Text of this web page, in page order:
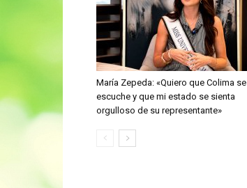
María Zepeda: «Quiero que Colima se
escuche y que mi estado se sienta
orgulloso de su representante»